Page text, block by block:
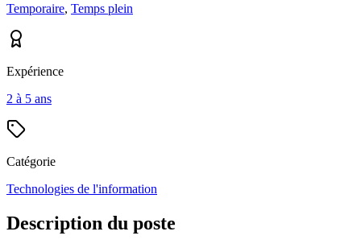
Temporaire, Temps plein
Expérience
2 à 5 ans
Catégorie
Technologies de l'information
Description du poste